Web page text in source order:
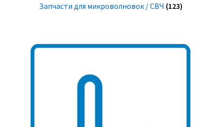
Запчасти для микроволновок / СВЧ (123)